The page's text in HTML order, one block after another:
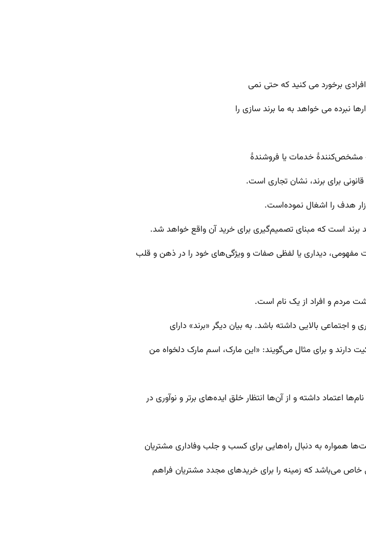
افرادی برخورد می کنید که حتی نمی
نبرده می خواهد به ما برند سازی را
مشخص‌کنندهٔ خدمات یا فروشندهٔ
برای برند، نشان تجاری است.
هدف را اشغال نموده‌است.
برند است که مبنای تصمیم‌گیری برای خرید آن واقع خواهد شد.
مفهومی، دیداری یا لفظی صفات و ویژگی‌های خود را در ذهن و قلب
مردم و افراد از یک نام است.
اجتماعی بالایی داشته باشد. به بیان دیگر «برند» دارای
و برای مثال می‌گویند: «این مارک، اسم مارک دلخواه من
اعتماد داشته و از آن‌ها انتظار خلق ایده‌های برتر و نوآوری در
همواره به دنبال راه‌هایی برای کسب و جلب وفاداری مشتریان
خاص می‌باشد که زمینه را برای خریدهای مجدد مشتریان فراهم